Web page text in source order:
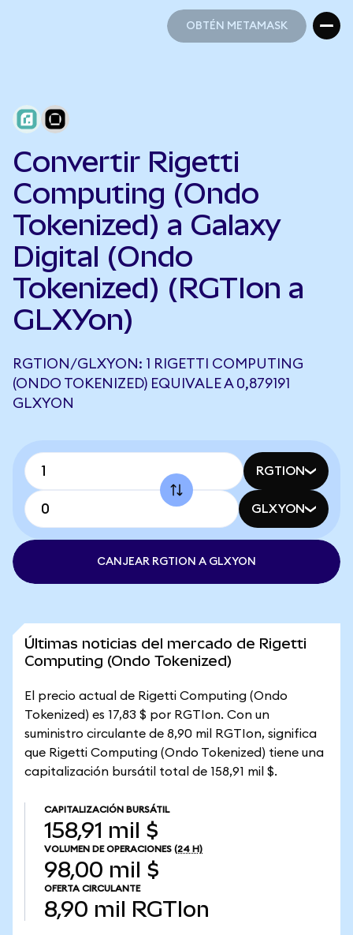
OBTÉN METAMASK
Convertir Rigetti
Computing (Ondo
Tokenized) a Galaxy
Digital (Ondo
Tokenized) (RGTIon a
GLXYon)
RGTION/GLXYON: 1 RIGETTI COMPUTING
(ONDO TOKENIZED) EQUIVALE A 0,879191
GLXYON
RGTION
GLXYON
CANJEAR RGTION A GLXYON
Últimas noticias del mercado de Rigetti
Computing (Ondo Tokenized)
El precio actual de Rigetti Computing (Ondo
Tokenized) es 17,83 $ por RGTIon. Con un
suministro circulante de 8,90 mil RGTIon, significa
que Rigetti Computing (Ondo Tokenized) tiene una
capitalización bursátil total de 158,91 mil $.
CAPITALIZACIÓN BURSÁTIL
158,91 mil $
VOLUMEN DE OPERACIONES (24 H)
98,00 mil $
OFERTA CIRCULANTE
8,90 mil RGTIon